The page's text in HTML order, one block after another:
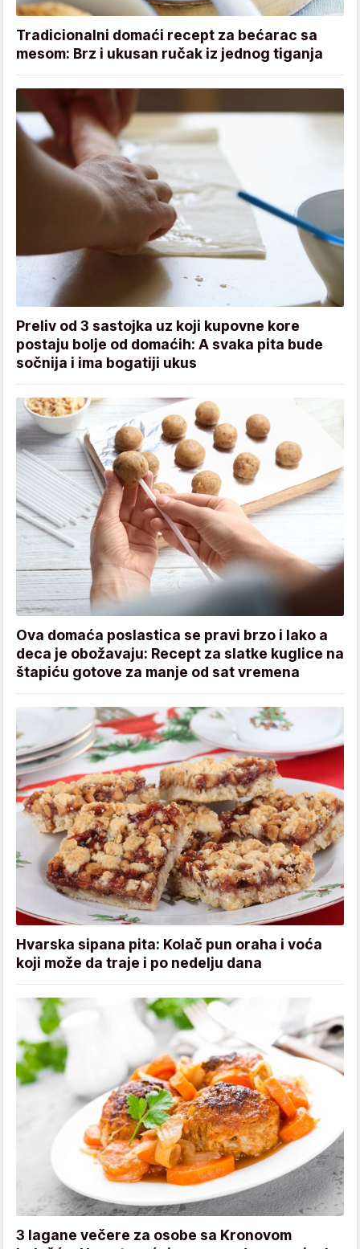
Tradicionalni domaći recept za bećarac sa
mesom: Brz i ukusan ručak iz jednog tiganja
Preliv od 3 sastojka uz koji kupovne kore
postaju bolje od domaćih: A svaka pita bude
sočnija i ima bogatiji ukus
Ova domaća poslastica se pravi brzo i lako a
deca je obožavaju: Recept za slatke kuglice na
štapiću gotove za manje od sat vremena
Hvarska sipana pita: Kolač pun oraha i voća
koji može da traje i po nedelju dana
3 lagane večere za osobe sa Kronovom